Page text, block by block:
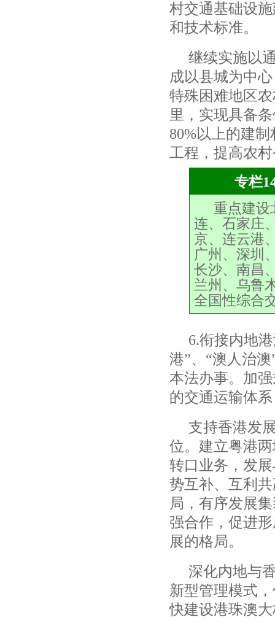
村交通基础设
和技术标准。
继续实施以
成以县城为中
特殊困难地区
里，实现具备
80%以上的建制
工程，提高农
专栏
重点建设
连、石家庄
京、连云港
广州、深圳
长沙、南昌
兰州、乌鲁
全国性综合
6.衔接内地
港”、 “澳人治澳
本法办事。加
的交通运输体
支持香港发
位。建立粤港
转口业务，发
势互补、互利
局，有序发展
强合作，促进
展的格局。
深化内地与
新型管理模式
快建设港珠澳